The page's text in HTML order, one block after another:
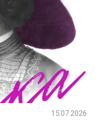
15.07.2026